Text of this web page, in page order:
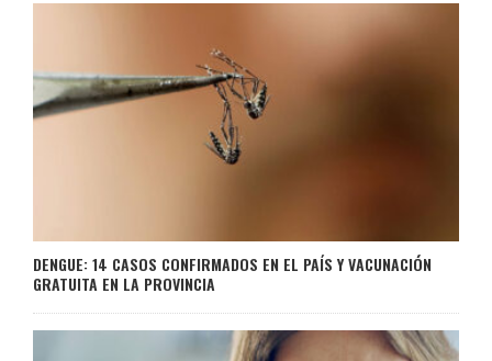
DENGUE: 14 CASOS CONFIRMADOS EN EL PAÍS Y VACUNACIÓN
GRATUITA EN LA PROVINCIA